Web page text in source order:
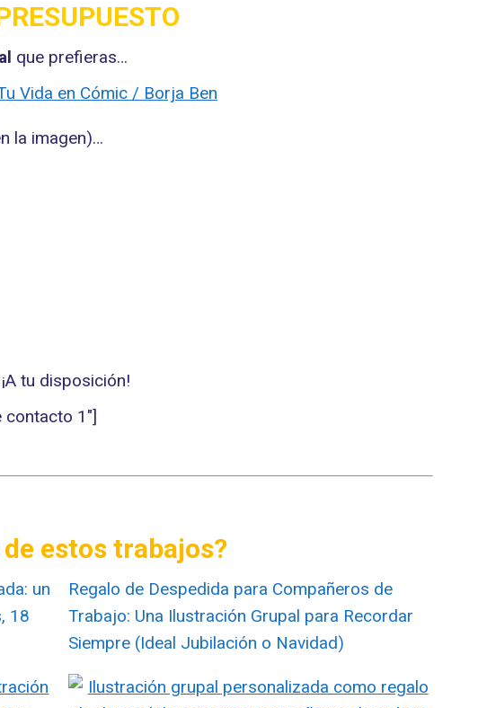
que prefieras…
la imagen)…
tu disposición!
1″]
estos trabajos?
un
18
Regalo de Despedida para Compañeros de
Trabajo: Una Ilustración Grupal para Recordar
Siempre (Ideal Jubilación o Navidad)